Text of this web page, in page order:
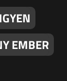
EMBER